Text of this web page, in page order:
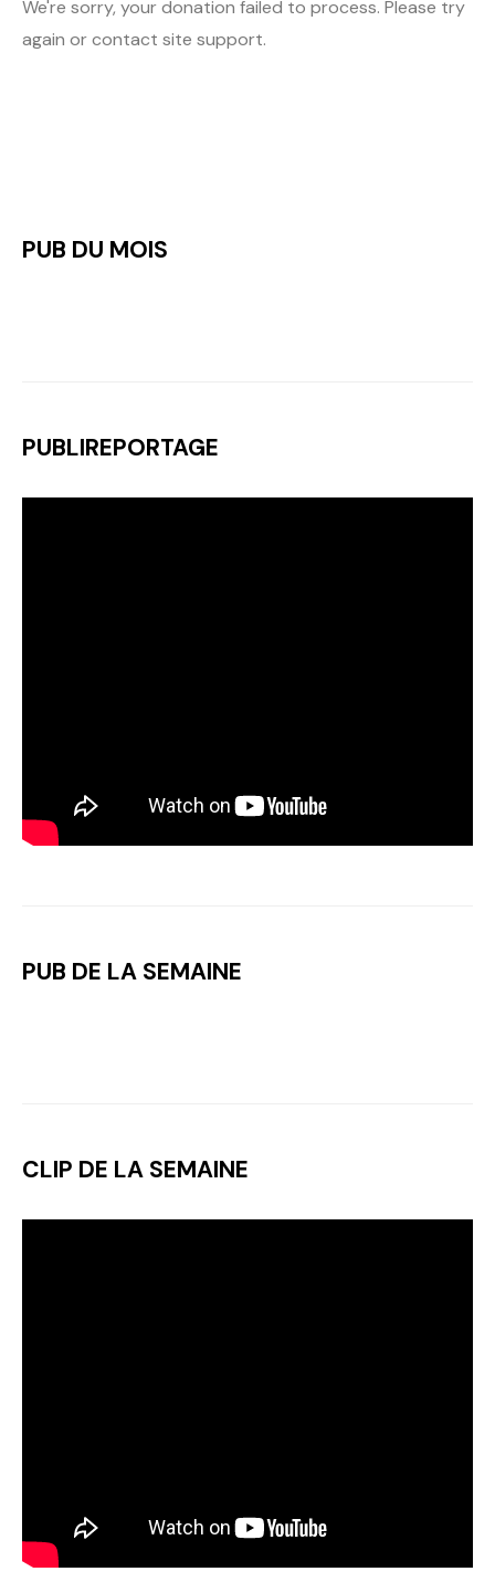
We're sorry, your donation failed to process. Please try
again or contact site support.
PUB DU MOIS
PUBLIREPORTAGE
PUB DE LA SEMAINE
CLIP DE LA SEMAINE